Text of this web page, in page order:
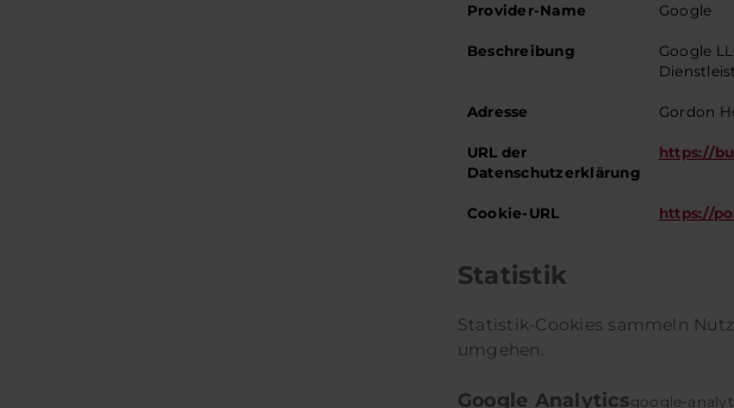
Provider-Name Google
Beschreibung
Google
Adresse Gordon
URL der
Datenschutzerklärung
https://
Cookie-URL https://
Statistik
Statistik-Cookies sammeln
umgehen.
Google Analyticsgoogle-